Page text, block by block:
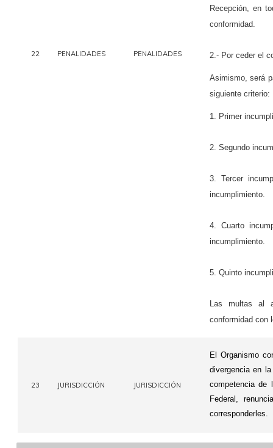
22 PENALIDADES PENALIDADES
Recepción, en
conformidad.
2.- Por ceder el
Asimismo, será
siguiente criterio:
1. Primer
2. Segundo
3. Tercer
incumplimiento.
4. Cuarto
incumplimiento.
5. Quinto
Las multas al
conformidad con
23 JURISDICCIÓN JURISDICCIÓN
El Organismo
divergencia en
competencia de
Federal,
corresponderles.